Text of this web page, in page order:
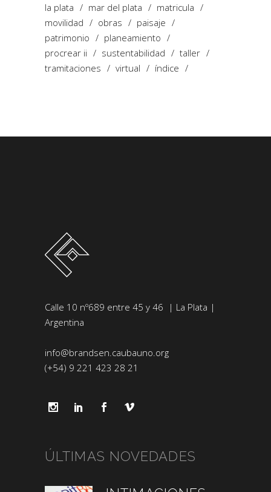
la plata
mar del plata
matricula
movilidad
obras
paisaje
patrimonio
planeamiento
procrear ii
sustentabilidad
taller
tramitaciones
virtual índice
Calle 10 nº689 entre 45 y 46 | La Plata |
Argentina
info@brandsen.caubauno.org
(+54) 9 221 423 28 21
ÚLTIMAS NOVEDADES